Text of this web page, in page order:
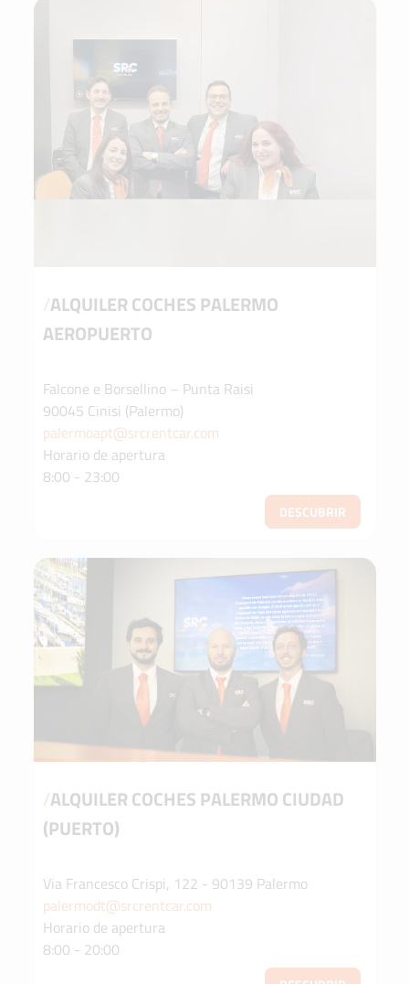
/ALQUILER COCHES PALERMO
AEROPUERTO
Falcone e Borsellino – Punta Raisi
90045 Cinisi (Palermo)
palermoapt@srcrentcar.com
Horario de apertura
8:00 - 23:00
DESCUBRIR
/ALQUILER COCHES PALERMO CIUDAD
(PUERTO)
Via Francesco Crispi, 122 - 90139 Palermo
palermodt@srcrentcar.com
Horario de apertura
8:00 - 20:00